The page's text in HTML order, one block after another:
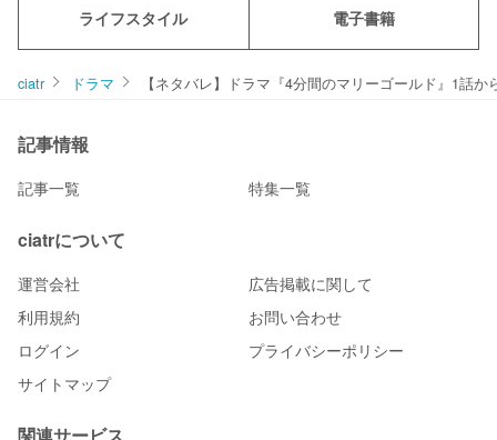
ライフスタイル 電子書籍
ciatr ドラマ 【ネタバレ】ドラマ『4分間のマリーゴールド』1話
記事情報
記事一覧 特集一覧
ciatrについて
運営会社
広告掲載に関して
利用規約
お問い合わせ
ログイン
プライバシーポリシー
サイトマップ
関連サービス